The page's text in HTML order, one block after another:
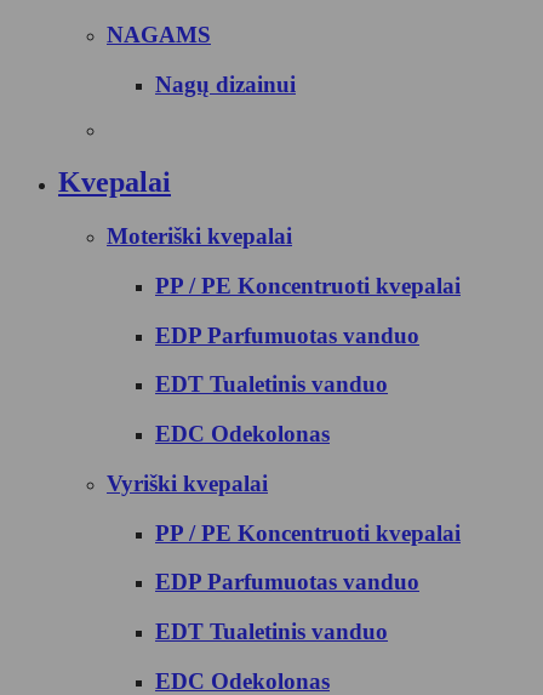
NAGAMS
Nagų dizainui
Kvepalai
Moteriški kvepalai
PP / PE Koncentruoti kvepalai
EDP Parfumuotas vanduo
EDT Tualetinis vanduo
EDC Odekolonas
Vyriški kvepalai
PP / PE Koncentruoti kvepalai
EDP Parfumuotas vanduo
EDT Tualetinis vanduo
EDC Odekolonas